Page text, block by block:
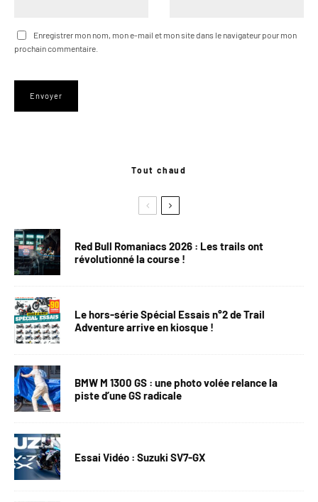
Enregistrer mon nom, mon e-mail et mon site dans le navigateur pour mon
prochain commentaire.
Tout chaud
Red Bull Romaniacs 2026 : Les trails ont
révolutionné la course !
Le hors-série Spécial Essais n°2 de Trail
Adventure arrive en kiosque !
BMW M 1300 GS : une photo volée relance la
piste d’une GS radicale
Essai Vidéo : Suzuki SV7-GX